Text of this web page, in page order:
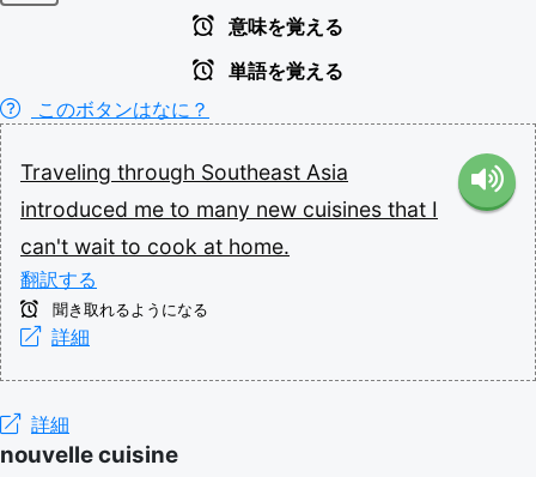
意味を覚える
単語を覚える
このボタンはなに？
Traveling through Southeast Asia
introduced me to many new cuisines that I
can't wait to cook at home.
翻訳する
聞き取れるようになる
詳細
詳細
nouvelle cuisine